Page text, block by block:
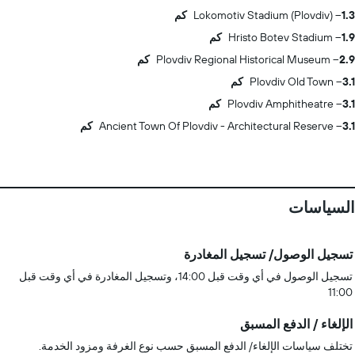
Lokomotiv Stadium (Plovdiv)
1.3 كم
Hristo Botev Stadium
1.9 كم
Plovdiv Regional Historical Museum
2.9 كم
Plovdiv Old Town
3.1 كم
Plovdiv Amphitheatre
3.1 كم
Ancient Town Of Plovdiv - Architectural Reserve
3.1 كم
السياسات
تسجيل الوصول/ تسجيل المغادرة
تسجيل الوصول في أي وقت قبل 14:00، وتسجيل المغادرة في أي وقت قبل
11:00
الإلغاء / الدفع المسبق
تختلف سياسات الإلغاء/ الدفع المسبق حسب نوع الغرفة ومزود الخدمة.